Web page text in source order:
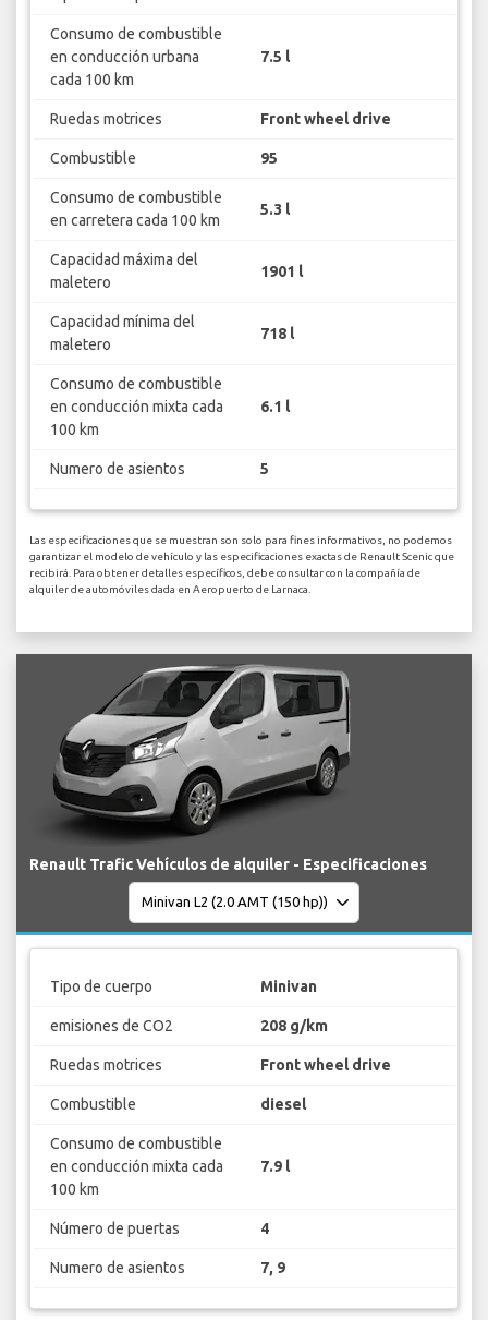
Consumo de combustible
en conducción urbana
cada 100 km
7.5 l
Ruedas motrices Front wheel drive
Combustible 95
Consumo de combustible
en carretera cada 100 km
5.3 l
Capacidad máxima del
maletero
1901 l
Capacidad mínima del
maletero
718 l
Consumo de combustible
en conducción mixta cada
100 km
6.1 l
Numero de asientos 5
Las especificaciones que se muestran son solo para fines informativos, no podemos
garantizar el modelo de vehículo y las especificaciones exactas de Renault Scenic que
recibirá. Para obtener detalles específicos, debe consultar con la compañía de
alquiler de automóviles dada en Aeropuerto de Larnaca.
Renault Trafic Vehículos de alquiler - Especificaciones
Tipo de cuerpo Minivan
emisiones de CO2 208 g/km
Ruedas motrices Front wheel drive
Combustible diesel
Consumo de combustible
en conducción mixta cada
100 km
7.9 l
Número de puertas 4
Numero de asientos 7, 9